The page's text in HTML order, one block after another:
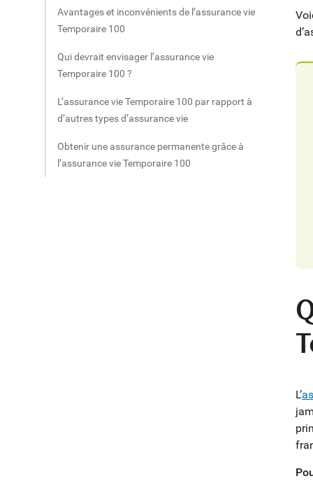
Avantages et inconvénients de l’assurance vie
Temporaire 100
Qui devrait envisager l’assurance vie
Temporaire 100 ?
L’assurance vie Temporaire 100 par rapport à
d’autres types d’assurance vie
Obtenir une assurance permanente grâce à
l’assurance vie Temporaire 100
L’